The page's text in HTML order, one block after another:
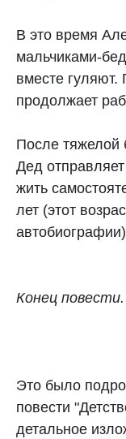
В это время
мальчиками-
вместе гуляют.
продолжает
После тяжелой
Дед
жить
лет (этот
Конец повести.
Это было
повести
детальное